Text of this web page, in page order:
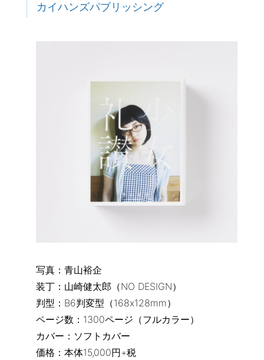
カイハンズパブリッシング
写真：青山裕企
装丁：山崎健太郎（NO DESIGN）
判型：B6判変型（168x128mm）
ページ数：1300ページ（フルカラー）
カバー：ソフトカバー
価格：本体15,000円+税